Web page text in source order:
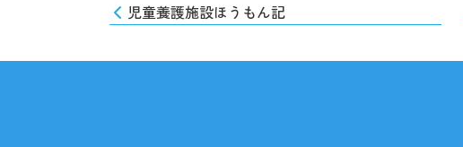
児童養護施設ほうもん記